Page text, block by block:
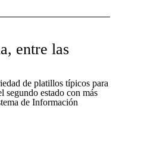
entre las
de platillos típicos para
segundo estado con más
de Información